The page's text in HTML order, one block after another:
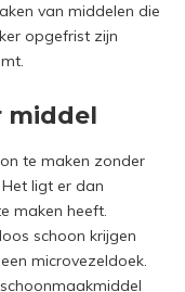
van middelen die
opgefrist zijn
middel
te maken zonder
ligt er dan
maken heeft.
schoon krijgen
microvezeldoek.